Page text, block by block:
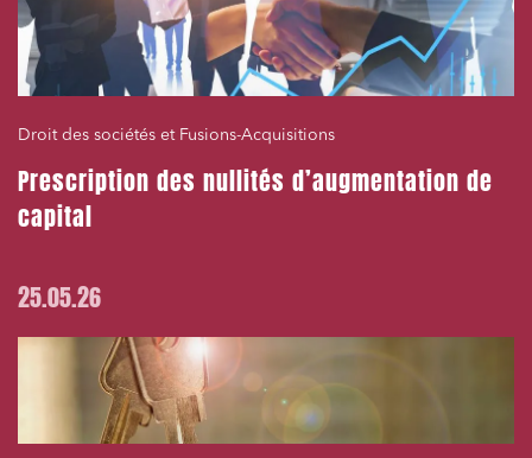
Droit des sociétés et Fusions-Acquisitions
Prescription des nullités d’augmentation de
capital
25.05.26